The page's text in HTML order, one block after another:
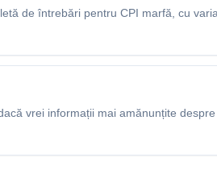
de întrebări pentru CPI marfă, cu
vrei informații mai amănunțite despre